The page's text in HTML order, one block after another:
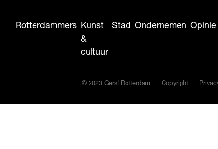
Rotterdammers Kunst
&
cultuur
Stad Ondernemen Opinie
© 2023 Gers! Rotterdam Copyright